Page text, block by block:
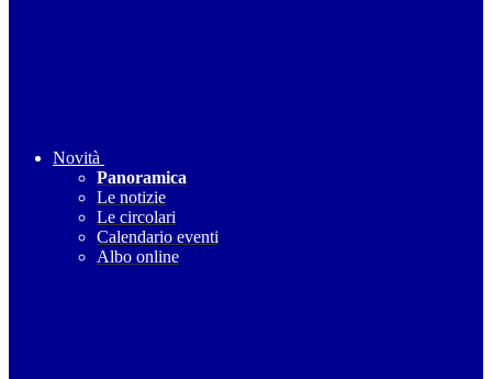
Novità
Panoramica
Le notizie
Le circolari
Calendario eventi
Albo online